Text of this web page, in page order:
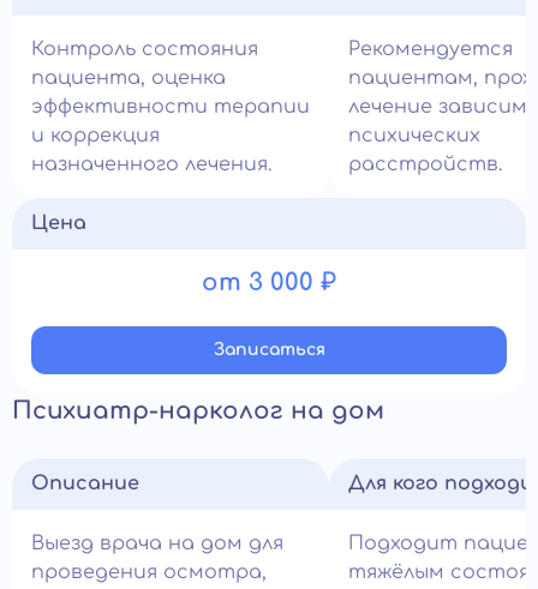
Контроль состояния
пациента, оценка
эффективности терапии
и коррекция
назначенного лечения.
Рекомендуется
пациентам,
лечение
психических
расстройств.
Цена
от 3 000 ₽
Записатьcя
Психиатр-нарколог на дом
Описание
Выезд врача на дом для
проведения осмотра,
Для кого
Подходит
тяжёлым